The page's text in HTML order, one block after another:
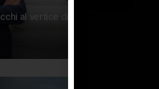
al vertice di Michelin